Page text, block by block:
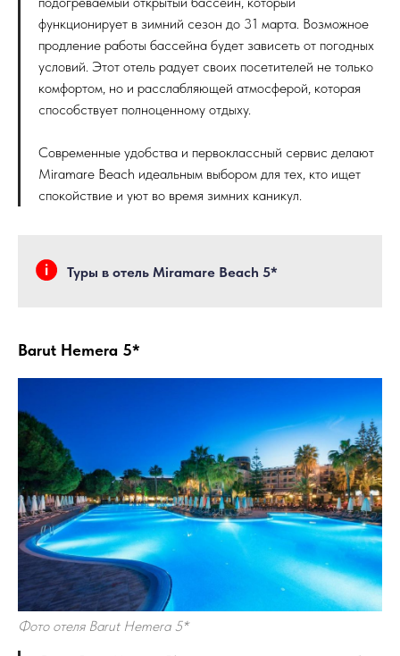
функционирует в зимний сезон до 31 марта. Возможное
продление работы бассейна будет зависеть от погодных
условий. Этот отель радует своих посетителей не только
комфортом, но и расслабляющей атмосферой, которая
способствует полноценному отдыху.
Современные удобства и первоклассный сервис делают
Miramare Beach идеальным выбором для тех, кто ищет
спокойствие и уют во время зимних каникул.
Туры в отель Miramare Beach 5*
Barut Hemera 5*
Фото отеля Barut Hemera 5*